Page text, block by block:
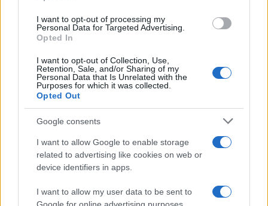
I want to opt-out of processing my
Personal Data for Targeted Advertising.
Opted In
I want to opt-out of Collection, Use,
Retention, Sale, and/or Sharing of my
Personal Data that Is Unrelated with the
Purposes for which it was collected.
Opted Out
Google consents
I want to allow Google to enable storage
related to advertising like cookies on web or
device identifiers in apps.
I want to allow my user data to be sent to
Continua a leggere
NEWS E ATTUALITÀ